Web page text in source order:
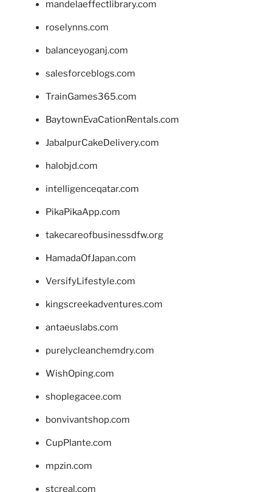
mandelaeffectlibrary.com
roselynns.com
balanceyoganj.com
salesforceblogs.com
TrainGames365.com
BaytownEvaCationRentals.com
JabalpurCakeDelivery.com
halobjd.com
intelligenceqatar.com
PikaPikaApp.com
takecareofbusinessdfw.org
HamadaOfJapan.com
VersifyLifestyle.com
kingscreekadventures.com
antaeuslabs.com
purelycleanchemdry.com
WishOping.com
shoplegacee.com
bonvivantshop.com
CupPlante.com
mpzin.com
stcreal.com